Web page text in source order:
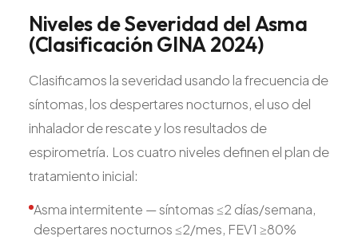
NivelesdeSeveridad delAsma
(ClasificaciónGINA2024)
Clasificamos la severidad usando la frecuencia de
síntomas, los despertares nocturnos, el uso del
inhalador de rescate y los resultados de
espirometría. Los cuatro niveles definen el plan de
tratamiento inicial:
Asma intermitente — síntomas ≤2 días/semana,
despertares nocturnos ≤2/mes, FEV1 ≥80%